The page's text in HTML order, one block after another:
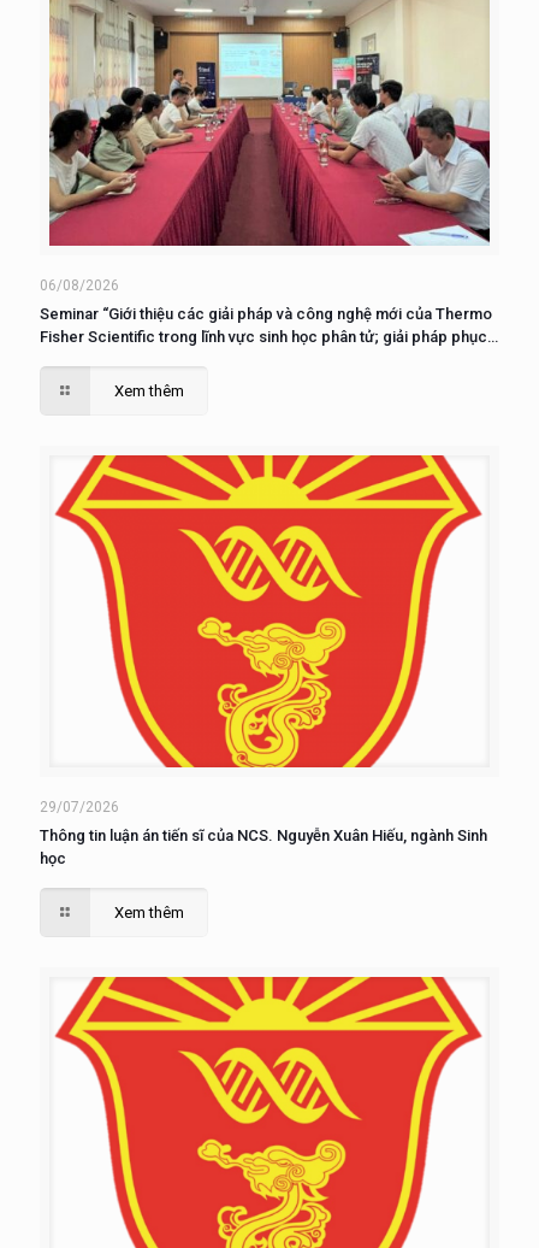
06/08/2026
Seminar “Giới thiệu các giải pháp và công nghệ mới của Thermo
Fisher Scientific trong lĩnh vực sinh học phân tử; giải pháp phục
Xem thêm
29/07/2026
Thông tin luận án tiến sĩ của NCS. Nguyễn Xuân Hiếu, ngành Sinh
học
Xem thêm